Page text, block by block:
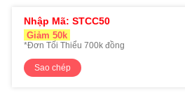
Nhập Mã: STCC50
Giảm 50k
*Đơn Tối Thiểu 700k đồng
Sao chép